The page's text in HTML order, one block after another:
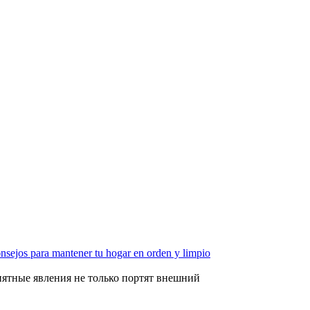
para mantener tu hogar en orden y limpio
явления не только портят внешний